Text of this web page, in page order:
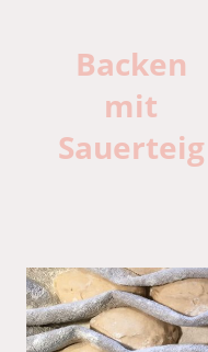
Backen
mit
Sauerteig